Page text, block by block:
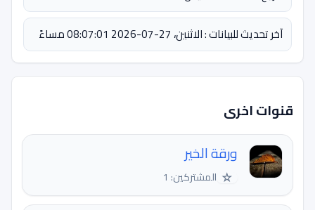
: الاثنين، 27-07-2026 08:07:01 مساءً
اخرى
ورقة الخير
☆ المشتركين: 1